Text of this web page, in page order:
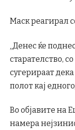
Маск реагирал
„Денес ќе
старателство,
сугерираат
полот кај
Во објавите на
намера